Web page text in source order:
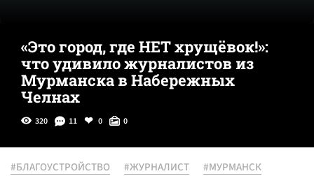
«Это город, где НЕТ хрущёвок!»:
что удивило журналистов из
Мурманска в Набережных
Челнах
320 11 0 0
#БЛАГОУСТРОЙСТВО #ЖУРНАЛИСТ
#МУРМАНСК